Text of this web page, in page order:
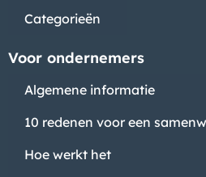
Categorieën
Voor ondernemers
Algemene informatie
10 redenen voor een
Hoe werkt het